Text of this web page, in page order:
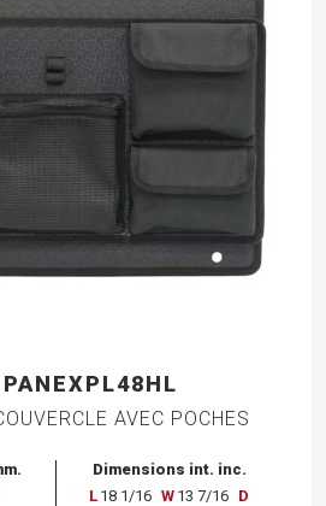
AVEC POCHES
Dimensions int. inc.
L 18 1/16 W 13 7/16 D